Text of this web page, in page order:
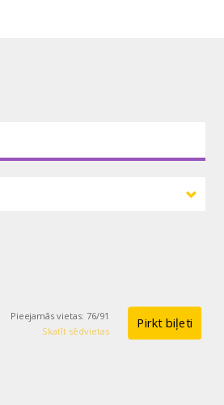
Pieejamās vietas: 76/91
Skatīt sēdvietas
Pirkt biļeti